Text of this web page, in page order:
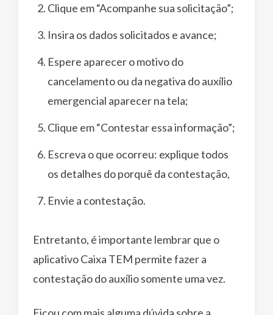
Clique em “Acompanhe sua solicitação”;
Insira os dados solicitados e avance;
Espere aparecer o motivo do
cancelamento ou da negativa do auxílio
emergencial aparecer na tela;
Clique em “Contestar essa informação”;
Escreva o que ocorreu: explique todos
os detalhes do porquê da contestação,
Envie a contestação.
Entretanto, é importante lembrar que o
aplicativo Caixa TEM permite fazer a
contestação do auxílio somente uma vez.